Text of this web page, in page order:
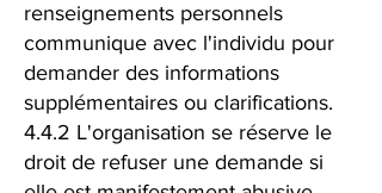
renseignements personnels
communique avec l'individu pour
demander des informations
supplémentaires ou clarifications.
4.4.2 L'organisation se réserve le
droit de refuser une demande si